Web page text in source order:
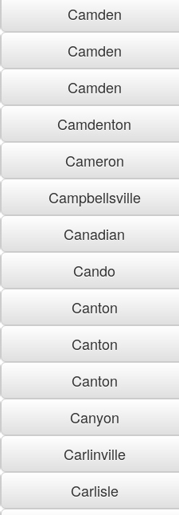
Camden
Camden
Camden
Camdenton
Cameron
Campbellsville
Canadian
Cando
Canton
Canton
Canton
Canyon
Carlinville
Carlisle